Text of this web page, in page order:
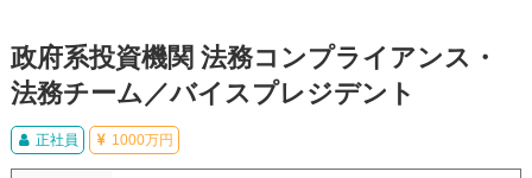
政府系投資機関 法務コンプライアンス・
法務チーム／バイスプレジデント
正社員 1000万円